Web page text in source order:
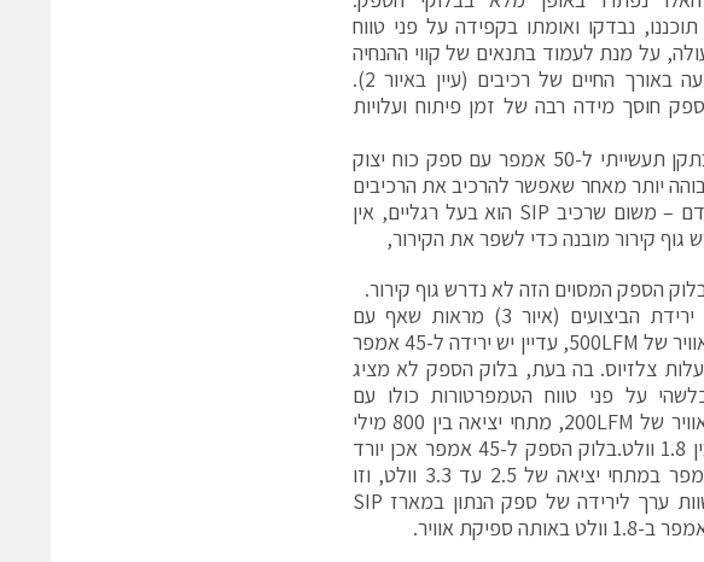
נבדקו ואומתו בקפידה על פני טווח
על מנת לעמוד בתנאים של קווי ההנחיה
IPC–9592 לפגיעה באורך החיים של רכיבים (עיין באיור 2).
חוסך מידה רבה של זמן פיתוח ועלויות
לדוגמא, אפשר להשוות את ביצועי החום של רכיב SIP בתקן תעשייתי ל-50 אמפר עם ספק כוח יצוק
יותר מאחר שאפשר להרכיב את הרכיבים
בצד השני של המעגל המודפס של היישום, כפי שנדון קודם – משום שרכיב SIP הוא בעל רגליים, אין
הספק המסוים הזה לא נדרש גוף קירור.
עקומות ירידת הביצועים (איור 3) מראות שאף עם
זרימת אוויר של 500LFM, עדיין יש ירידה ל-45 אמפר
מעלות צלזיוס. בה בעת, בלוק הספק לא מציג
על פני טווח הטמפרטורות כולו עם
זרימת אוויר של 200LFM, מתחי יציאה בין 800 מילי
וולט לבין 1.8 וולט.בלוק הספק ל-45 אמפר אכן יורד
ל-35 אמפר במתחי יציאה של 2.5 עד 3.3 וולט, וזו
ירידה שוות ערך לירידה של ספק הנתון במארז SIP